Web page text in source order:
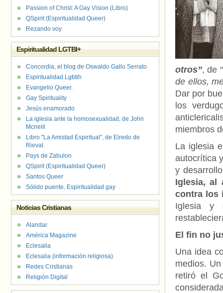
otros”, de “
de ellos,
Dar por
los
miembros
La iglesia
autocrítica
y
Iglesia, al
contra los
Iglesia y
El fin no
Una idea
medios.
retiró el
Passion of Christ: A Gay Vision (Libro)
QSpirit (Espiritualidad Queer)
Rezando voy
Espiritualidad LGTBI+
Concordia, el blog de Oswaldo Gallo Serrato
Espiritualidad Lgbtih
Evangelio Queer.
Gay Spirituality
Jesús enamorado
La iglesia ante la homosexualidad, de John
Mcneill
Libro "La Amistad Espiritual", de Elredo de
Rieval.
Pays de Zabulon
QSpirit (Espiritualidad Queer)
Santos Queer
Sólido puente. Espiritualidad gay
Noticias Cristianas
Alandar
América Magazine
Eclesalia
Eclesalia (información religiosa)
Redes Cristianas
Religión Digital